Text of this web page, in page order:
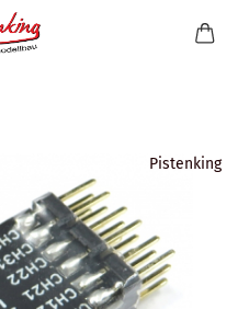
Pistenking